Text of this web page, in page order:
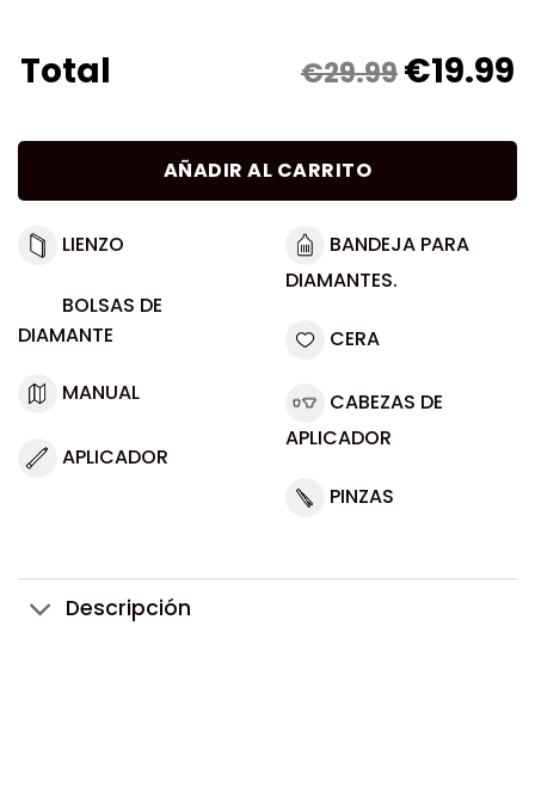
Total €29.99€19.99
AÑADIR AL CARRITO
LIENZO
BOLSAS DE
DIAMANTE
MANUAL
APLICADOR
BANDEJA PARA
DIAMANTES.
CERA
CABEZAS DE
APLICADOR
PINZAS
Descripción